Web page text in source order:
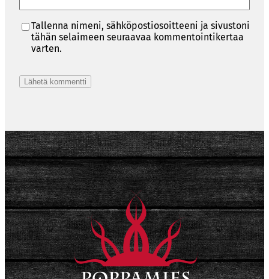
Tallenna nimeni, sähköpostiosoitteeni ja sivustoni
tähän selaimeen seuraavaa kommentointikertaa
varten.